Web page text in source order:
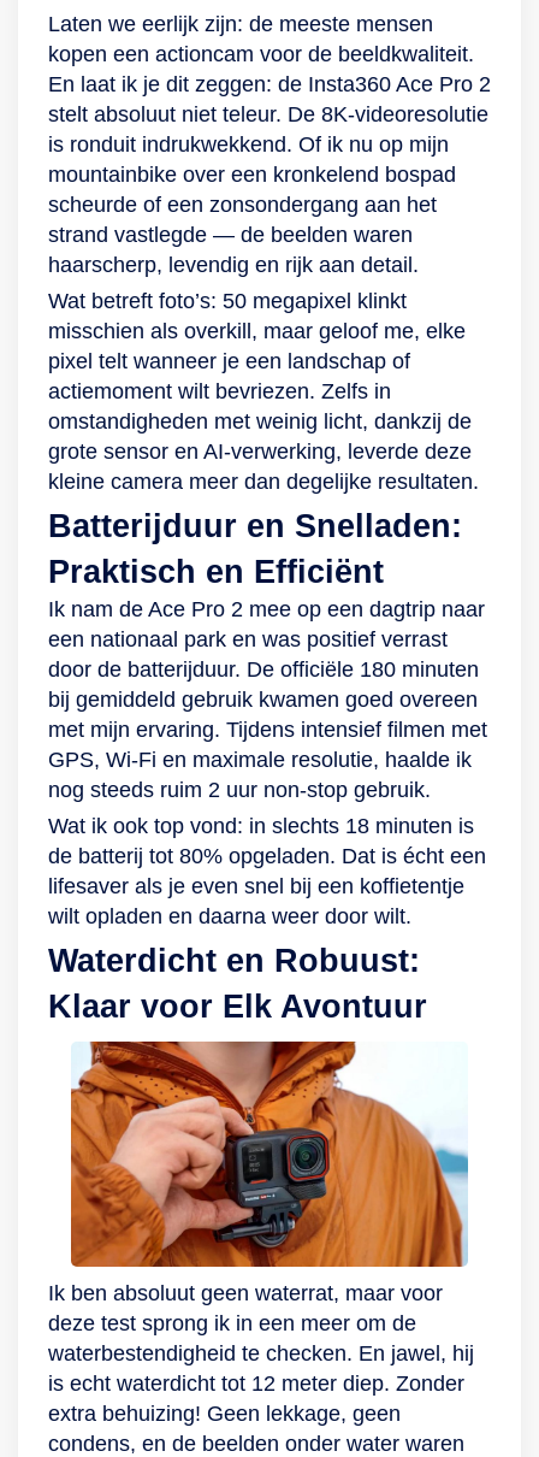
apparaat met
meerdere functies.
Als je deze 2
apparaten loshaalt,
dan zie je tot een
afstand van 5 meter
nog steeds op het
scherm wat de
camera ziet. Heel
compositie te
bepalen als de
camera op een
lastige positie moet
blijven. De camera
zelf heeft dan een
accu die tot 45
minuten meegaat,
maar klik de Go 3 in
de Action Pod en je
filmt tot 170 minuten
achter elkaar. Een
compleet pakket De
Insta360 Go 3 is in
combinatie met de
Action Pod
spatwaterafstotend.
Maar haal de
camera los en
bevestig de lens-
guard en je filmt tot
5 meter onderwater
de stoerste video’s.
Daarnaast worden
er nog wat
accessoires
meegeleverd om
jouw creativiteit alle
vrijheid te geven. Zo
heb je een
magnetische ketting
om de camera om je
maar er is ook een
clip voor een petje.
oppervlak met de
Laten we eerlijk zijn: de meeste mensen
kopen een actioncam voor de beeldkwaliteit.
En laat ik je dit zeggen: de Insta360 Ace Pro 2
stelt absoluut niet teleur. De 8K-videoresolutie
is ronduit indrukwekkend. Of ik nu op mijn
mountainbike over een kronkelend bospad
scheurde of een zonsondergang aan het
strand vastlegde — de beelden waren
haarscherp, levendig en rijk aan detail.
Wat betreft foto’s: 50 megapixel klinkt
misschien als overkill, maar geloof me, elke
pixel telt wanneer je een landschap of
actiemoment wilt bevriezen. Zelfs in
omstandigheden met weinig licht, dankzij de
grote sensor en AI-verwerking, leverde deze
kleine camera meer dan degelijke resultaten.
Batterijduur en Snelladen:
Praktisch en Efficiënt
Ik nam de Ace Pro 2 mee op een dagtrip naar
een nationaal park en was positief verrast
door de batterijduur. De officiële 180 minuten
bij gemiddeld gebruik kwamen goed overeen
met mijn ervaring. Tijdens intensief filmen met
GPS, Wi-Fi en maximale resolutie, haalde ik
nog steeds ruim 2 uur non-stop gebruik.
Wat ik ook top vond: in slechts 18 minuten is
de batterij tot 80% opgeladen. Dat is écht een
lifesaver als je even snel bij een koffietentje
wilt opladen en daarna weer door wilt.
Waterdicht en Robuust:
Klaar voor Elk Avontuur
Ik ben absoluut geen waterrat, maar voor
deze test sprong ik in een meer om de
waterbestendigheid te checken. En jawel, hij
is echt waterdicht tot 12 meter diep. Zonder
extra behuizing! Geen lekkage, geen
condens, en de beelden onder water waren